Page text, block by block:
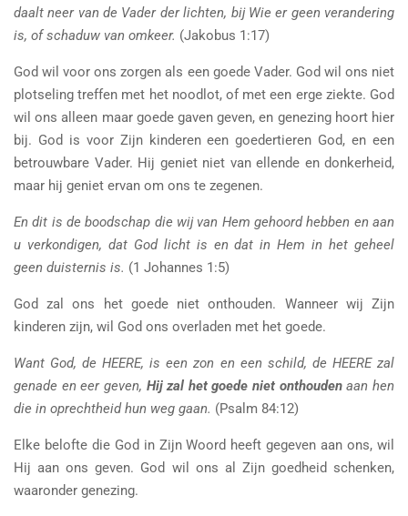
daalt neer van de Vader der lichten, bij Wie er geen verandering
is, of schaduw van omkeer. (Jakobus 1:17)
God wil voor ons zorgen als een goede Vader. God wil ons niet
plotseling treffen met het noodlot, of met een erge ziekte. God
wil ons alleen maar goede gaven geven, en genezing hoort hier
bij. God is voor Zijn kinderen een goedertieren God, en een
betrouwbare Vader. Hij geniet niet van ellende en donkerheid,
maar hij geniet ervan om ons te zegenen.
En dit is de boodschap die wij van Hem gehoord hebben en aan
u verkondigen, dat God licht is en dat in Hem in het geheel
geen duisternis is. (1 Johannes 1:5)
God zal ons het goede niet onthouden. Wanneer wij Zijn
kinderen zijn, wil God ons overladen met het goede.
Want God, de HEERE, is een zon en een schild, de HEERE zal
genade en eer geven, Hij zal het goede niet onthoudenaan hen
die in oprechtheid hun weg gaan. (Psalm 84:12)
Elke belofte die God in Zijn Woord heeft gegeven aan ons, wil
Hij aan ons geven. God wil ons al Zijn goedheid schenken,
waaronder genezing.